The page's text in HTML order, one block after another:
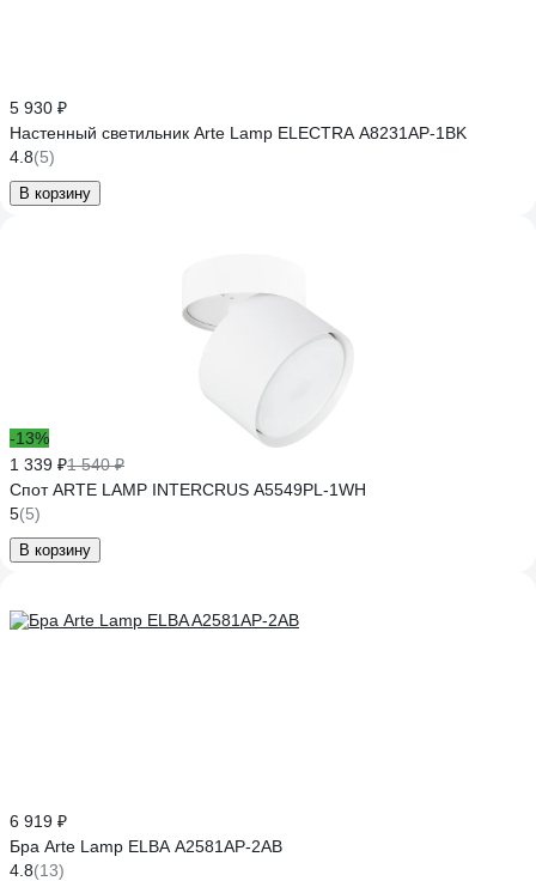
5 930 ₽
Настенный светильник Arte Lamp ELECTRA A8231AP-1BK
4.8(5)
В корзину
-13%
1 339 ₽1 540 ₽
Спот ARTE LAMP INTERCRUS A5549PL-1WH
5(5)
В корзину
6 919 ₽
Бра Arte Lamp ELBA A2581AP-2AB
4.8(13)